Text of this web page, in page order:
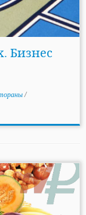
Бизнес
/